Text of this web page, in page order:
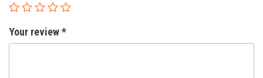
Your review*